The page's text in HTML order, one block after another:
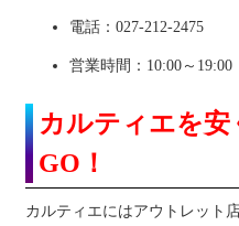
電話：027-212-2475
営業時間：10:00～19:00
カルティエを
GO！
カルティエにはアウトレット